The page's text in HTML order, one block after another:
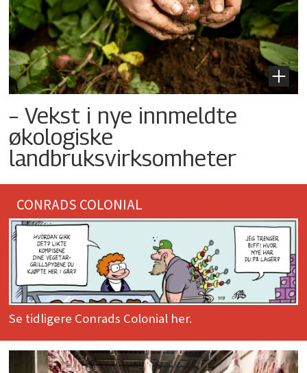
– Vekst i nye innmeldte
økologiske
landbruksvirksomheter
CONRADS COLONIAL
Se tidligere Conrads Colonial her.